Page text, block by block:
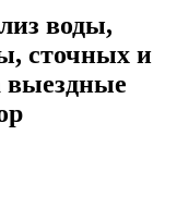
воды,
сточных и
выездные